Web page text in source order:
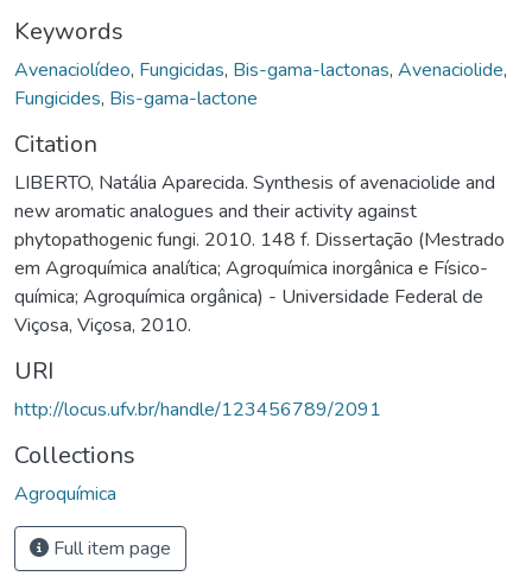
Keywords
Avenaciolídeo, Fungicidas, Bis-gama-lactonas, Avenaciolide,
Fungicides, Bis-gama-lactone
Citation
LIBERTO, Natália Aparecida. Synthesis of avenaciolide and
new aromatic analogues and their activity against
phytopathogenic fungi. 2010. 148 f. Dissertação (Mestrado
em Agroquímica analítica; Agroquímica inorgânica e Físico-
química; Agroquímica orgânica) - Universidade Federal de
Viçosa, Viçosa, 2010.
URI
http://locus.ufv.br/handle/123456789/2091
Collections
Agroquímica
Full item page